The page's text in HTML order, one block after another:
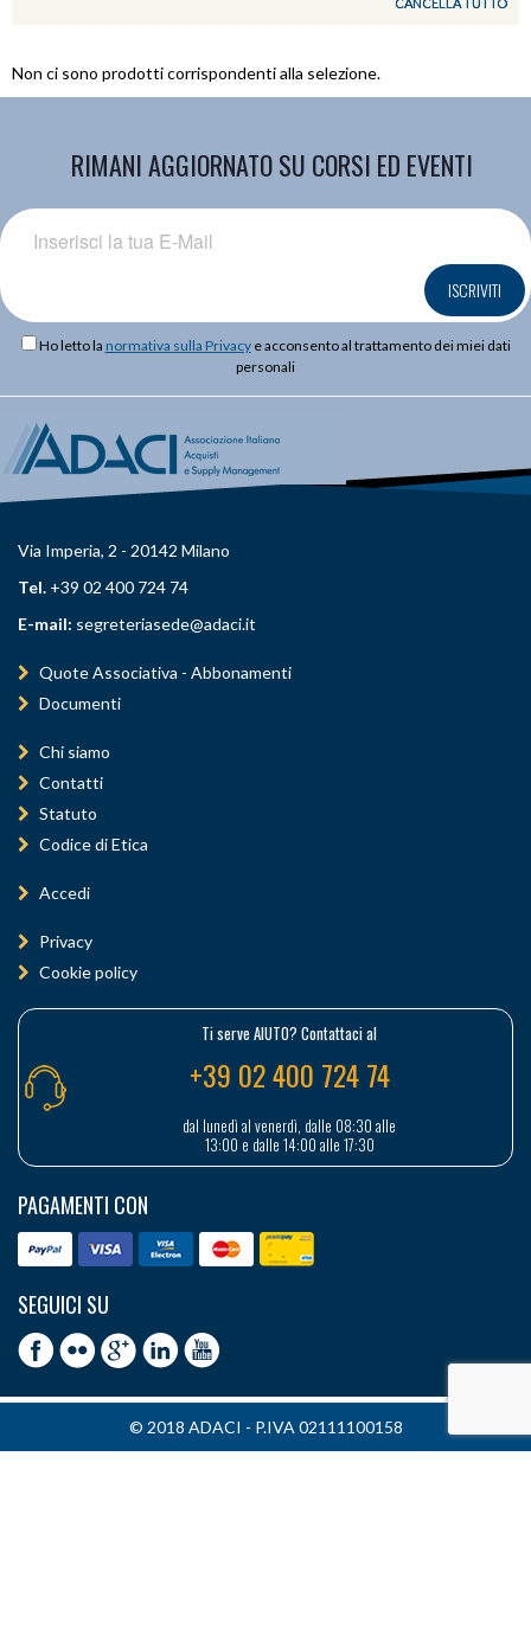
Non ci sono prodotti corrispondenti alla selezione.
RIMANI AGGIORNATO SU CORSI ED EVENTI
ISCRIVITI
Ho letto la normativa sulla Privacye acconsento al trattamento dei miei dati
personali
Via Imperia, 2 - 20142 Milano
Tel. +39 02 400 724 74
E-mail: segreteriasede@adaci.it
Quote Associativa - Abbonamenti
Documenti
Chi siamo
Contatti
Statuto
Codice di Etica
Accedi
Privacy
Cookie policy
Ti serve AIUTO? Contattaci al
+39 02 400 724 74
dal lunedì al venerdì, dalle 08:30 alle
13:00 e dalle 14:00 alle 17:30
PAGAMENTI CON
SEGUICI SU
© 2018 ADACI - P.IVA 02111100158